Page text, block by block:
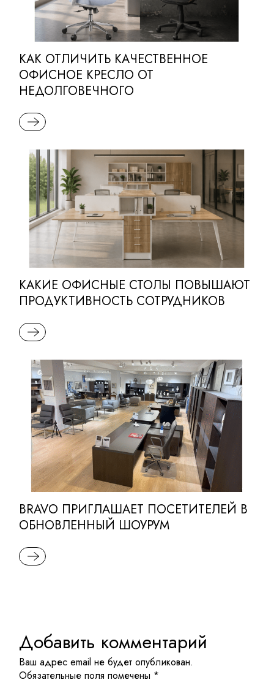
КАК ОТЛИЧИТЬ КАЧЕСТВЕННОЕ
ОФИСНОЕ КРЕСЛО ОТ
НЕДОЛГОВЕЧНОГО
READ MORE
КАКИЕ ОФИСНЫЕ СТОЛЫ ПОВЫШАЮТ
ПРОДУКТИВНОСТЬ СОТРУДНИКОВ
READ MORE
BRAVO ПРИГЛАШАЕТ ПОСЕТИТЕЛЕЙ В
ОБНОВЛЕННЫЙ ШОУРУМ
READ MORE
Добавить комментарий
Ваш адрес email не будет опубликован.
Обязательные поля помечены *